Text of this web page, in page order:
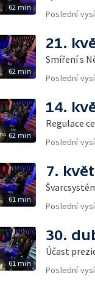
62 min
Poslední
62 min
21.
Smíření s
Poslední
62 min
14.
Regulace
Poslední
61 min
7.
Poslední
61 min
30.
Účast
Poslední